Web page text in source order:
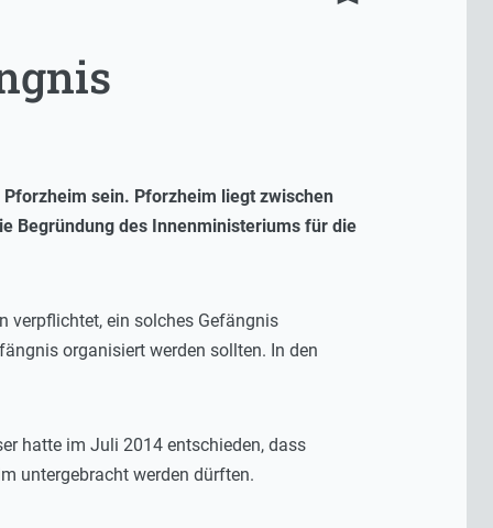
sein. Pforzheim liegt zwischen
Begründung des Innenministeriums für die
verpflichtet, ein solches Gefängnis
organisiert werden sollten. In den
hatte im Juli 2014 entschieden, dass
untergebracht werden dürften.